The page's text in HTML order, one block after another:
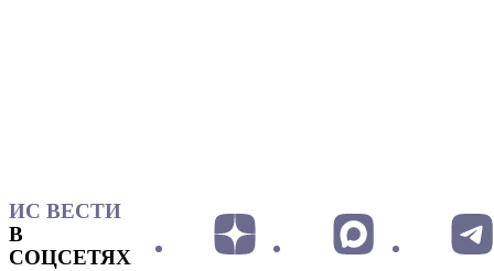
ИС ВЕСТИ
В
СОЦСЕТЯХ